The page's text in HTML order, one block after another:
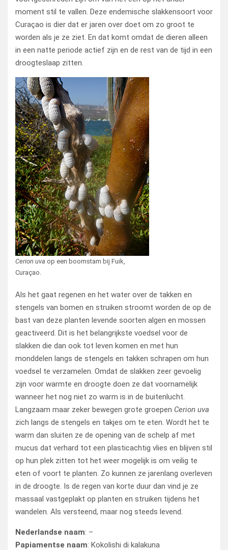
moment stil te vallen. Deze endemische slakkensoort voor
Curaçao is dier dat er jaren over doet om zo groot te
worden als je ze ziet. En dat komt omdat de dieren alleen
in een natte periode actief zijn en de rest van de tijd in een
droogteslaap zitten.
Cerion uva op een boomstam bij Fuik,
Curaçao.
Als het gaat regenen en het water over de takken en
stengels van bomen en struiken stroomt worden de op de
bast van deze planten levende soorten algen en mossen
geactiveerd. Dit is het belangrijkste voedsel voor de
slakken die dan ook tot leven komen en met hun
monddelen langs de stengels en takken schrapen om hun
voedsel te verzamelen. Omdat de slakken zeer gevoelig
zijn voor warmte en droogte doen ze dat voornamelijk
wanneer het nog niet zo warm is in de buitenlucht.
Langzaam maar zeker bewegen grote groepen Cerion uva
zich langs de stengels en takjes om te eten. Wordt het te
warm dan sluiten ze de opening van de schelp af met
mucus dat verhard tot een plasticachtig vlies en blijven stil
op hun plek zitten tot het weer mogelijk is om veilig te
eten of voort te planten. Zo kunnen ze jarenlang overleven
in de droogte. Is de regen van korte duur dan vind je ze
massaal vastgeplakt op planten en struiken tijdens het
wandelen. Als versteend, maar nog steeds levend.
Nederlandse naam: –
Papiamentse naam: Kokolishi di kalakuna